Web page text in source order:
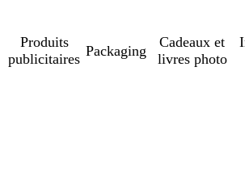
Produits
publicitaires
Packaging
Cadeaux et
livres photo